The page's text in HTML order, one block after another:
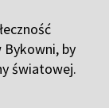
Bykowni, by
światowej.